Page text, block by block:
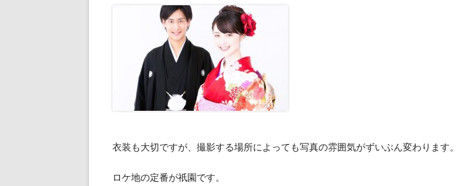
衣装も大切ですが、撮影する場所によっても写真の雰囲気がずいぶん変わります。
ロケ地の定番が祇園です。